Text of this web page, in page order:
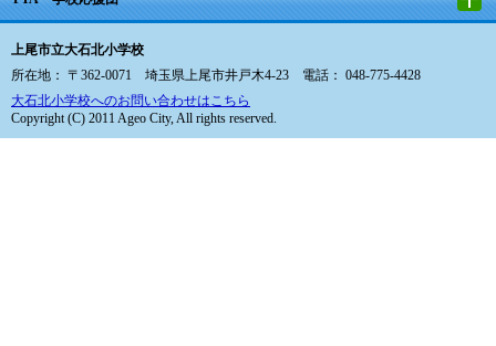
上尾市立大石北小学校
所在地： 〒362-0071 埼玉県上尾市井戸木4-23 電話： 048-775-4428
大石北小学校へのお問い合わせはこちら
Copyright (C) 2011 Ageo City, All rights reserved.